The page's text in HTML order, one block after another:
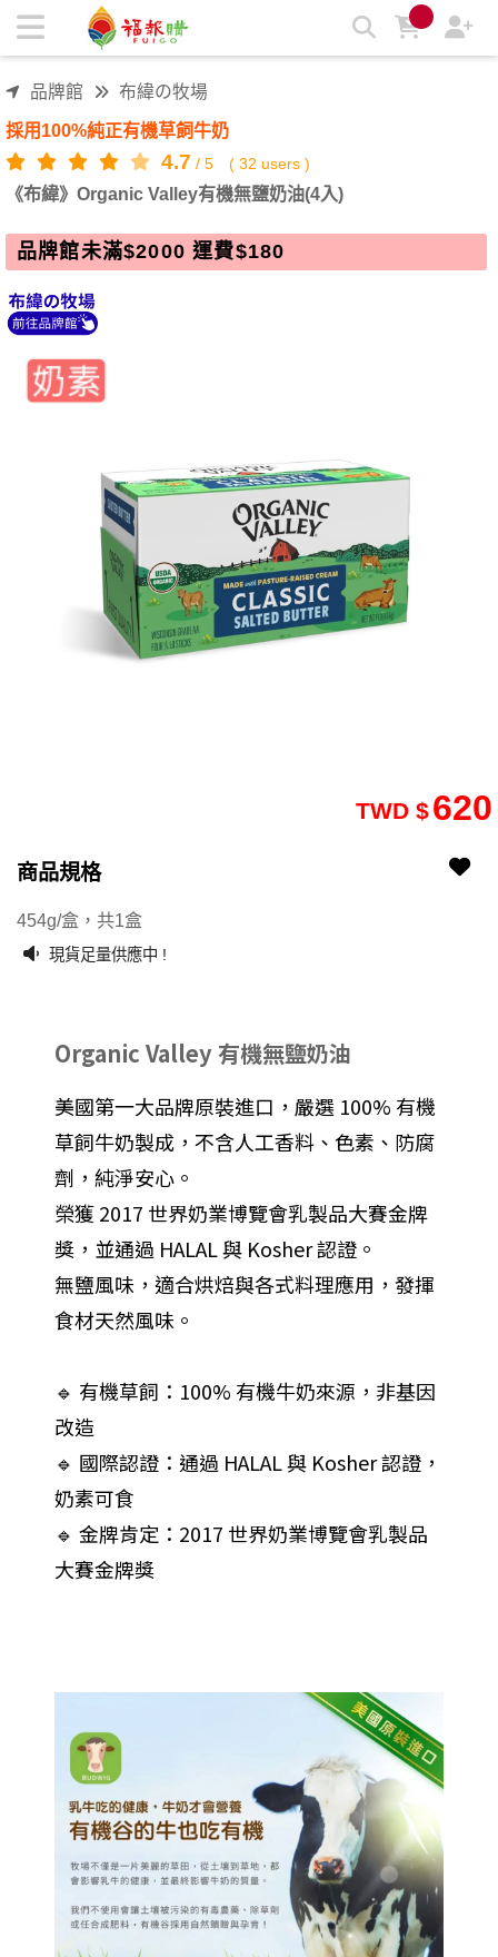
《布緯》Organic Valley有機無鹽奶油(4入) | 福報購蔬食購物商
品牌館 布緯の牧場
採用100%純正有機草飼牛奶
4.7 / 5 ( 32 users )
《布緯》Organic Valley有機無鹽奶油(4入)
品牌館未滿$2000 運費$180
620
TWD $
商品規格
454g/盒，共1盒
現貨足量供應中 !
Organic Valley 有機無鹽奶油
美國第一大品牌原裝進口，嚴選 100% 有機
草飼牛奶製成，不含人工香料、色素、防腐
劑，純淨安心。
榮獲 2017 世界奶業博覽會乳製品大賽金牌
獎，並通過 HALAL 與 Kosher 認證。
無鹽風味，適合烘焙與各式料理應用，發揮
食材天然風味。
🔹 有機草飼：100% 有機牛奶來源，非基因
改造
🔹 國際認證：通過 HALAL 與 Kosher 認證，
奶素可食
🔹 金牌肯定：2017 世界奶業博覽會乳製品
大賽金牌獎